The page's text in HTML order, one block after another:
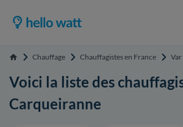
Accueil Chauffage Chauffagistes en France Var
Voici la liste des
Carqueiranne